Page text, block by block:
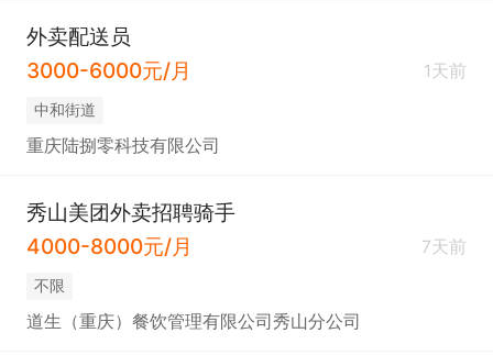
外卖配送员
3000-6000元/月
1天前
中和街道
重庆陆捌零科技有限公司
秀山美团外卖招聘骑手
4000-8000元/月
7天前
不限
道生（重庆）餐饮管理有限公司秀山分公司